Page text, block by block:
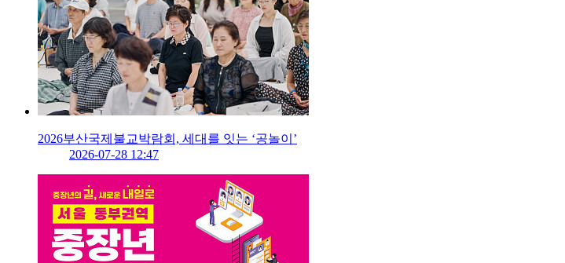
2026부산국제불교박람회, 세대를 잇는 ‘공놀이’
2026-07-28 12:47